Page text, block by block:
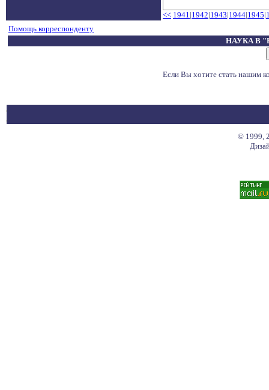
<< 1941|1942|1943|1944|1945|
Помощь корреспонденту
НАУКА В
Если Вы хотите стать нашим
© 1999,